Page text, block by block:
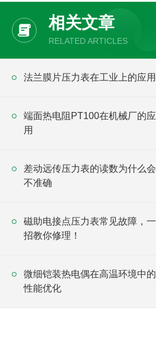
相关文章
RELATED ARTICLES
法兰膜片压力表在工业上的应用
端面热电阻PT100在机械厂的应
用
差动远传压力表的读数为什么会
不准确
磁助电接点压力表常见故障，一
招教你修理！
微细铠装热电偶在高温环境中的
性能优化